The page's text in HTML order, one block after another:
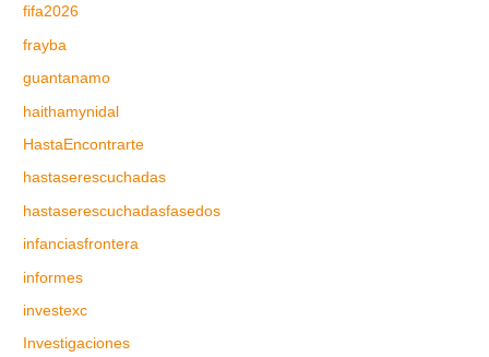
fifa2026
frayba
guantanamo
haithamynidal
HastaEncontrarte
hastaserescuchadas
hastaserescuchadasfasedos
infanciasfrontera
informes
investexc
Investigaciones